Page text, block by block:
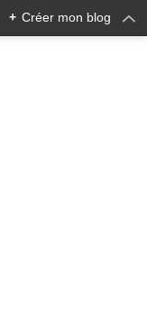
+ Créer mon blog